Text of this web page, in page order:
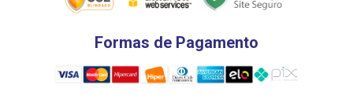
Formas de Pagamento